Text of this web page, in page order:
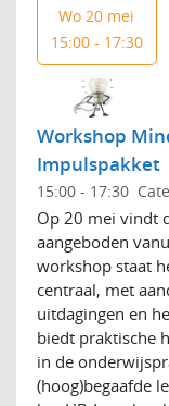
Workshop
Impulspakket
15:00- 17:30
Op 20 mei vindt
aangeboden
workshop staat
centraal, met
uitdagingen en
biedt praktische
in de
(hoog)begaafde
Wo 20 mei
15:00 - 17:30